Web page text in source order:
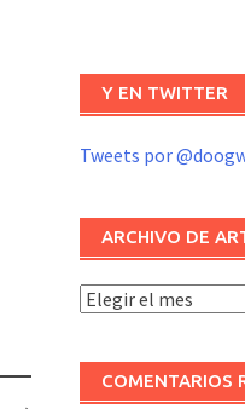
Y EN TWITTER
Tweets por
ARCHIVO DE
Archivo
artículos
COMENTARIOS